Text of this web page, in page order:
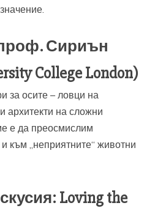
Сириън
College London)
за осите – ловци на
архитекти на сложни
е да преосмислим
към „неприятните“ животни
Loving the